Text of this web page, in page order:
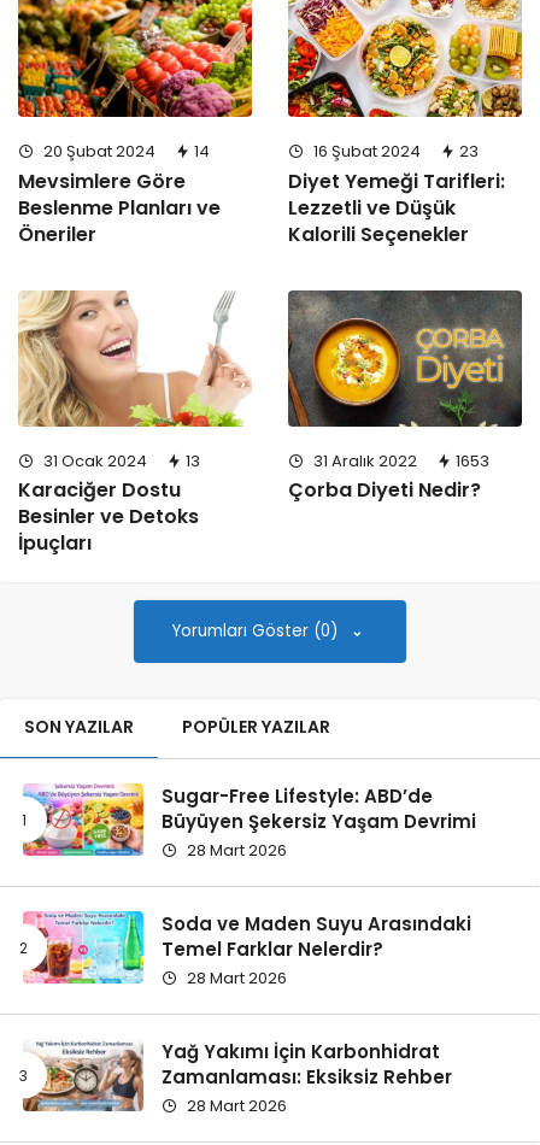
20 Şubat 2024 14
Mevsimlere Göre
Beslenme Planları ve
Öneriler
16 Şubat 2024 23
Diyet Yemeği Tarifleri:
Lezzetli ve Düşük
Kalorili Seçenekler
31 Ocak 2024 13
Karaciğer Dostu
Besinler ve Detoks
İpuçları
31 Aralık 2022 1653
Çorba Diyeti Nedir?
Yorumları Göster (0)
SON YAZILAR POPÜLER YAZILAR
Sugar-Free Lifestyle: ABD’de
Büyüyen Şekersiz Yaşam Devrimi
28 Mart 2026
Soda ve Maden Suyu Arasındaki
Temel Farklar Nelerdir?
28 Mart 2026
Yağ Yakımı İçin Karbonhidrat
Zamanlaması: Eksiksiz Rehber
28 Mart 2026